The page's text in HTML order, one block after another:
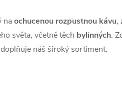
naochucenou rozpustnou kávu,
světa, včetně těch bylinných.
náš široký sortiment.